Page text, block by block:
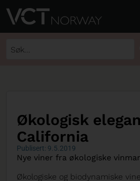
Økologisk
California
Publisert: 9.5.2019
Nye viner fra økologiske
Økologiske og biodynamiske